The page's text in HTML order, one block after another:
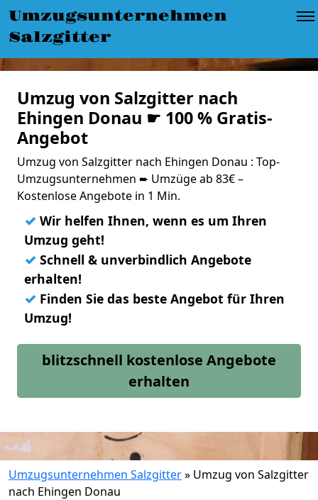
Umzugsunternehmen
Salzgitter
Umzug von Salzgitter nach
Ehingen Donau ☛ 100 % Gratis-
Angebot
Umzug von Salzgitter nach Ehingen Donau : Top-
Umzugsunternehmen ➨ Umzüge ab 83€ –
Kostenlose Angebote in 1 Min.
✓ Wir helfen Ihnen, wenn es um Ihren
Umzug geht!
✓ Schnell & unverbindlich Angebote
erhalten!
✓ Finden Sie das beste Angebot für Ihren
Umzug!
blitzschnell kostenlose Angebote
erhalten
Umzugsunternehmen Salzgitter» Umzug von Salzgitter
nach Ehingen Donau